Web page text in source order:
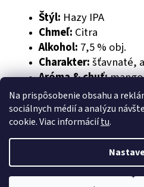
Na prispôsobenie obsahu a
sociálnych médií a analýzu
cookie. Viac informáciítu.
Štýl: Hazy IPA
Chmeľ: Citra
Alkohol: 7,5 % obj.
Charakter:šťavnaté,
Aróma & chuť:
limetka
Telo:stredné,
Horkosť:nízka až
Copyright 202617's BEER.